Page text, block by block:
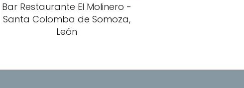
Bar Restaurante El Molinero -
Santa Colomba de Somoza,
León